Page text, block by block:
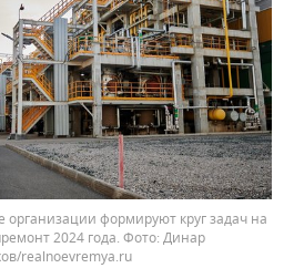
формируют круг задач на
2024 года.
Динар
realnoevremya.ru